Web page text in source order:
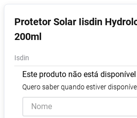
Protetor Solar Iisdin
200ml
Isdin
Este produto não está
Quero saber quando estiver disponível
6º Desodorante
7º
9º Vitamina D
10º Soro Fisiológico